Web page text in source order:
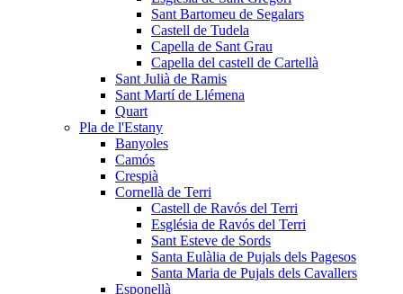
Sant Bartomeu de Segalars
Castell de Tudela
Capella de Sant Grau
Capella del castell de Cartellà
Sant Julià de Ramis
Sant Martí de Llémena
Quart
Pla de l'Estany
Banyoles
Camós
Crespià
Cornellà de Terri
Castell de Ravós del Terri
Església de Ravós del Terri
Sant Esteve de Sords
Santa Eulàlia de Pujals dels Pagesos
Santa Maria de Pujals dels Cavallers
Esponellà